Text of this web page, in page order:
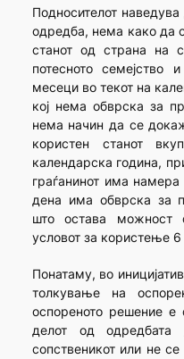
Подносителот
одредба, нема како да
станот од страна на
потесното
месеци во текот на
кој нема обврска за
нема начин да се
користен станот
календарска година,
граѓанинот има
дена има обврска за
што остава можност
условот за користење
Понатаму, во
толкување на
оспореното решение е
делот од
сопственикот или не